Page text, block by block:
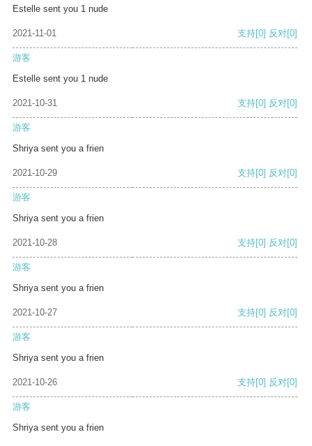
Estelle sent you 1 nude
2021-11-01 支持[0] 反对[0]
游客
Estelle sent you 1 nude
2021-10-31 支持[0] 反对[0]
游客
Shriya sent you a frien
2021-10-29 支持[0] 反对[0]
游客
Shriya sent you a frien
2021-10-28 支持[0] 反对[0]
游客
Shriya sent you a frien
2021-10-27 支持[0] 反对[0]
游客
Shriya sent you a frien
2021-10-26 支持[0] 反对[0]
游客
Shriya sent you a frien